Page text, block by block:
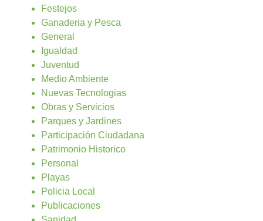
Festejos
Ganaderia y Pesca
General
Igualdad
Juventud
Medio Ambiente
Nuevas Tecnologias
Obras y Servicios
Parques y Jardines
Participación Ciudadana
Patrimonio Historico
Personal
Playas
Policia Local
Publicaciones